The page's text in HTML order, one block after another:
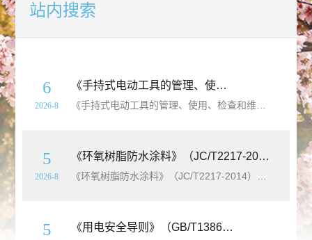
站内搜索
6
2026-8
《手持式电动工具的管理、使用、检查和维修安全技术要求》（GB/T3787-2026）【全文附高清无水印PDF+Word版下载】
5
2026-8
《环氧树脂防水涂料》（JC/T2217-2014）【全文附高清无水印PDF+Word版下载】
5 《用电安全导则》（GB/T13869-2026）【全文附高清无水印PDF+Word版下载】